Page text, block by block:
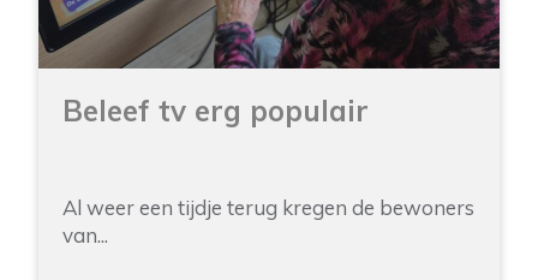
Beleef tv erg populair
Al weer een tijdje terug kregen de bewoners
van...